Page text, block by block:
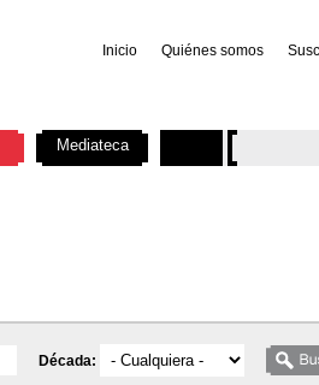
Inicio Quiénes somos
Década:
Mediateca